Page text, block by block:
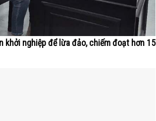
khởi nghiệp để lừa đảo, chiếm đoạt hơn 15